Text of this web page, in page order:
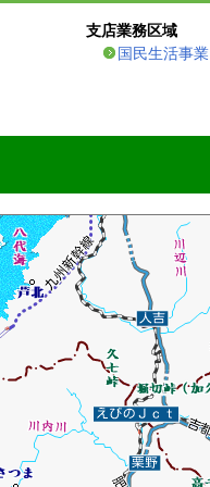
支店業務区域
国民生活事業